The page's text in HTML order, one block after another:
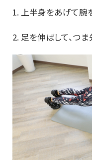
1. 上半身をあげて腕
2. 足を伸ばして、つ